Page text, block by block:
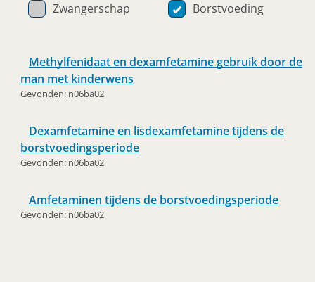
Zwangerschap Borstvoeding
Methylfenidaat en dexamfetamine gebruik door de
man met kinderwens
Gevonden: n06ba02
Dexamfetamine en lisdexamfetamine tijdens de
borstvoedingsperiode
Gevonden: n06ba02
Amfetaminen tijdens de borstvoedingsperiode
Gevonden: n06ba02